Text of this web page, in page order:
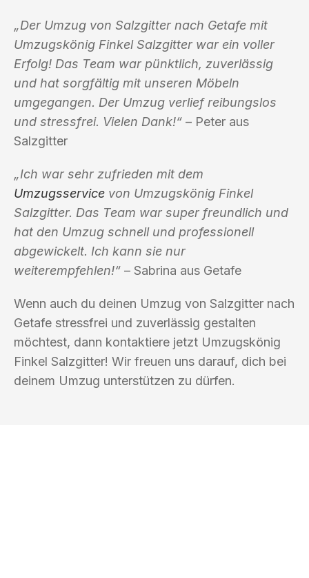
„Der Umzug von Salzgitter nach Getafe mit
Umzugskönig Finkel Salzgitter war ein voller
Erfolg! Das Team war pünktlich, zuverlässig
und hat sorgfältig mit unseren Möbeln
umgegangen. Der Umzug verlief reibungslos
und stressfrei. Vielen Dank!“ – Peter aus
Salzgitter
„Ich war sehr zufrieden mit dem
Umzugsservice von Umzugskönig Finkel
Salzgitter. Das Team war super freundlich und
hat den Umzug schnell und professionell
abgewickelt. Ich kann sie nur
weiterempfehlen!“ – Sabrina aus Getafe
Wenn auch du deinen Umzug von Salzgitter nach
Getafe stressfrei und zuverlässig gestalten
möchtest, dann kontaktiere jetzt Umzugskönig
Finkel Salzgitter! Wir freuen uns darauf, dich bei
deinem Umzug unterstützen zu dürfen.